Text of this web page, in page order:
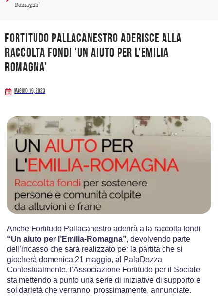
Romagna’
Fortitudo Pallacanestro aderisce alla
raccolta fondi ‘Un aiuto per l’Emilia
Romagna’
Maggio 19, 2023
Anche Fortitudo Pallacanestro aderirà alla raccolta fondi
“Un aiuto per l’Emilia-Romagna”, devolvendo parte
dell’incasso che sarà realizzato per la partita che si
giocherà domenica 21 maggio, al PalaDozza.
Contestualmente, l’Associazione Fortitudo per il Sociale
sta mettendo a punto una serie di iniziative di supporto e
solidarietà che verranno, prossimamente, annunciate.